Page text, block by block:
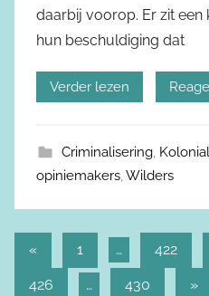
daarbij voorop. Er zit een
hun beschuldiging dat
Verder lezen
Criminalisering,
opiniemakers Wilders
Berichtnavigatie
« Vorige
berichten
1 … 422
426 … 430 »